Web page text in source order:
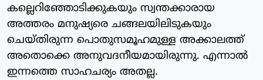
കല്ലെറിഞ്ഞോടിക്കുകയും സ്വന്തക്കാരായ
അത്തരം മനുഷ്യരെ ചങ്ങലയിലിടുകയും
ചെയ്തിരുന്ന പൊതുസമൂഹമുള്ള അക്കാലത്ത്
അതൊക്കെ അനുവദനീയമായിരുന്നു. എന്നാൽ
ഇന്നത്തെ സാഹചര്യം അതല്ല.